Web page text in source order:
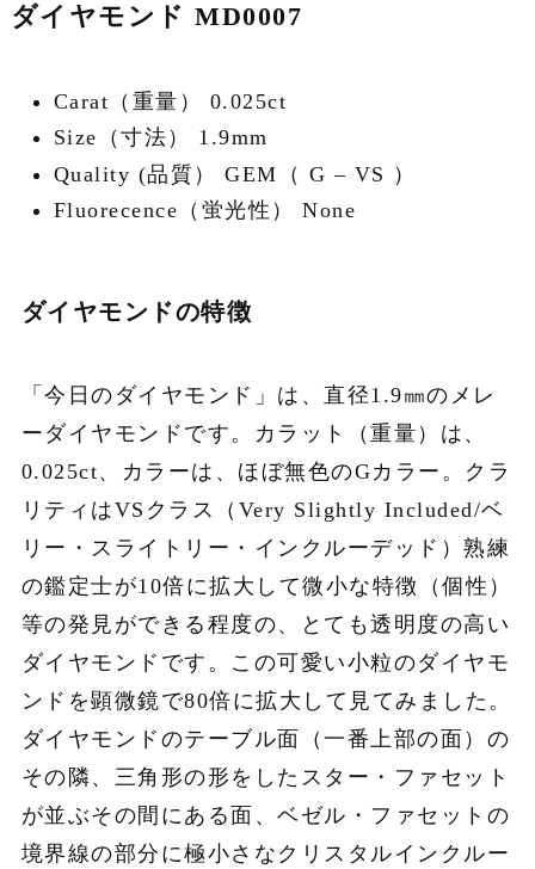
ダイヤモンド MD0007
Carat（重量） 0.025ct
Size（寸法） 1.9mm
Quality (品質） GEM（ G – VS ）
Fluorecence（蛍光性） None
ダイヤモンドの特徴
「今日のダイヤモンド」は、直径1.9㎜のメレ
ーダイヤモンドです。カラット（重量）は、
0.025ct、カラーは、ほぼ無色のGカラー。クラ
リティはVSクラス（Very Slightly Included/ベ
リー・スライトリー・インクルーデッド）熟練
の鑑定士が10倍に拡大して微小な特徴（個性）
等の発見ができる程度の、とても透明度の高い
ダイヤモンドです。この可愛い小粒のダイヤモ
ンドを顕微鏡で80倍に拡大して見てみました。
ダイヤモンドのテーブル面（一番上部の面）の
その隣、三角形の形をしたスター・ファセット
が並ぶその間にある面、ベゼル・ファセットの
境界線の部分に極小さなクリスタルインクルー